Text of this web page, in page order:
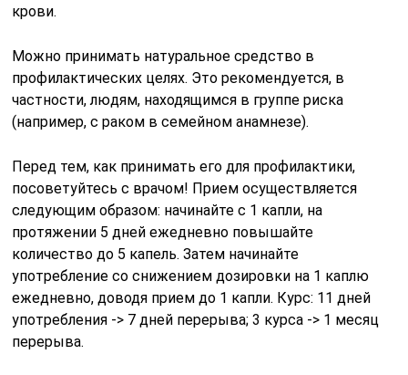
крови.
Можно принимать натуральное средство в
профилактических целях. Это рекомендуется, в
частности, людям, находящимся в группе риска
(например, с раком в семейном анамнезе).
Перед тем, как принимать его для профилактики,
посоветуйтесь с врачом! Прием осуществляется
следующим образом: начинайте с 1 капли, на
протяжении 5 дней ежедневно повышайте
количество до 5 капель. Затем начинайте
употребление со снижением дозировки на 1 каплю
ежедневно, доводя прием до 1 капли. Курс: 11 дней
употребления -> 7 дней перерыва; 3 курса -> 1 месяц
перерыва.